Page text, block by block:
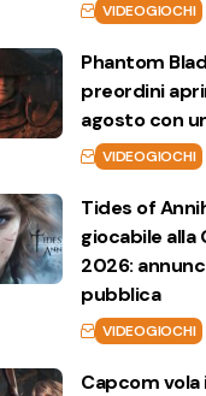
VIDEOGIOCHI
Phantom
preordini
agosto con
VIDEOGIOCHI
Tides of
giocabile alla
2026:
pubblica
VIDEOGIOCHI
Capcom vola